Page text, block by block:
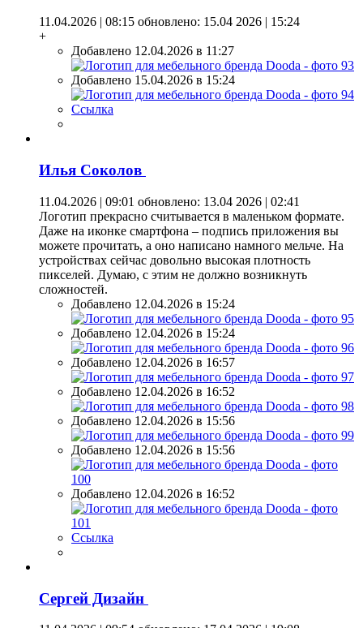
11.04.2026 | 08:15 обновлено: 15.04 2026 | 15:24
+
Добавлено 12.04.2026 в 11:27
Добавлено 15.04.2026 в 15:24
Ссылка
Илья Coкoлoв
11.04.2026 | 09:01 обновлено: 13.04 2026 | 02:41
Логотип прекрасно считывается в маленьком формате.
Даже на иконке смартфона – подпись приложения вы
можете прочитать, а оно написано намного мельче. На
устройствах сейчас довольно высокая плотность
пикселей. Думаю, с этим не должно возникнуть
сложностей.
Добавлено 12.04.2026 в 15:24
Добавлено 12.04.2026 в 15:24
Добавлено 12.04.2026 в 16:57
Добавлено 12.04.2026 в 16:52
Добавлено 12.04.2026 в 15:56
Добавлено 12.04.2026 в 15:56
Добавлено 12.04.2026 в 16:52
Ссылка
Сергей Дизайн